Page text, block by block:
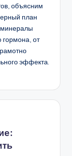
объясним
план
минералы
гормона, от
эффекта.